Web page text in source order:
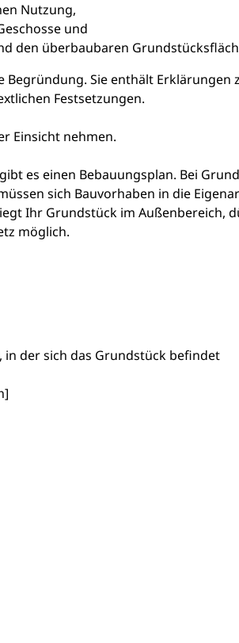
Nutzung,
und
den überbaubaren
Begründung. Sie enthält Erklärungen
Festsetzungen.
Einsicht nehmen.
es einen Bebauungsplan. Bei
sich Bauvorhaben in die
Ihr Grundstück im Außenbereich,
möglich.
der sich das Grundstück befindet